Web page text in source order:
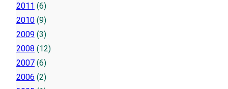
2011 (6)
2010 (9)
2009 (3)
2008 (12)
2007 (6)
2006 (2)